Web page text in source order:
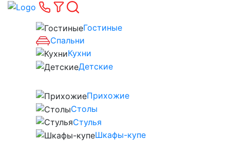
Гостиные
Спальни
Кухни
Детские
Прихожие
Столы
Стулья
Шкафы-купе